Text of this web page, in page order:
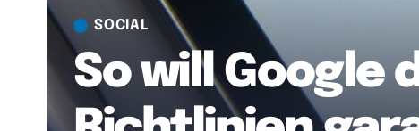
SOCIAL
So will Google